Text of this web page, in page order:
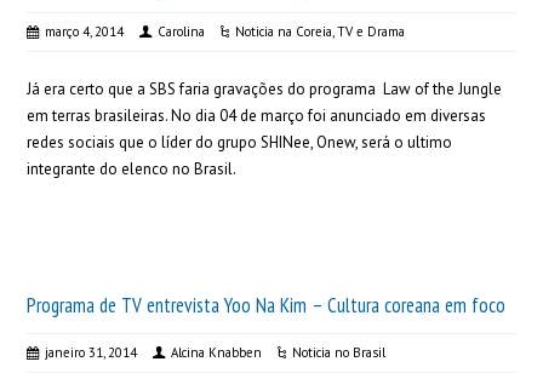
março 4, 2014 Carolina Noticia na Coreia,TV e Drama
Já era certo que a SBS faria gravações do programa Law of the Jungle
em terras brasileiras. No dia 04 de março foi anunciado em diversas
redes sociais que o líder do grupo SHINee, Onew, será o ultimo
integrante do elenco no Brasil.
Programa de TV entrevista Yoo Na Kim – Cultura coreana em foco
janeiro 31, 2014 Alcina Knabben Noticia no Brasil